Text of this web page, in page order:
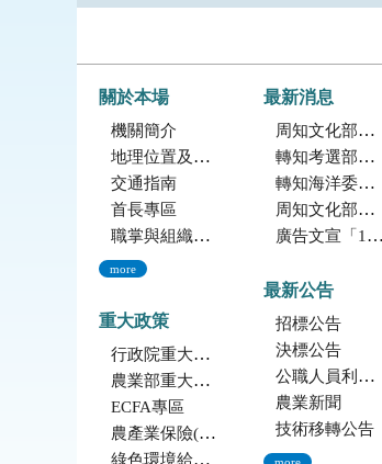
關於本場
機關簡介
地理位置及農業環境
交通指南
首長專區
職掌與組織編制
more
重大政策
行政院重大政策(連結至行政院)
農業部重大政策(連結至農業部)
ECFA專區
農產業保險(連結至農糧署)
綠色環境給付計畫(連結至農糧署)
最新消息
周知文化部「2027年文化部百大文化基地徵選獎勵簡章」，歡迎踴躍參加。
轉知考選部「115年建築師、技師、大地工程技師（第二階段考試）、 不動產經紀人、記帳士考試」報名訊息
轉知海洋委員會海洋保育署「2026海洋保育創意短影音競賽」活動資訊
周知文化部文化資產局訂於115年9月19日至20日辦理「2026年全國古蹟日活動」
廣告文宣「116年度軍公教員工待遇提升方案」政策圖文說明
最新公告
招標公告
決標公告
公職人員利益衝突迴避法身份揭露專區
農業新聞
技術移轉公告